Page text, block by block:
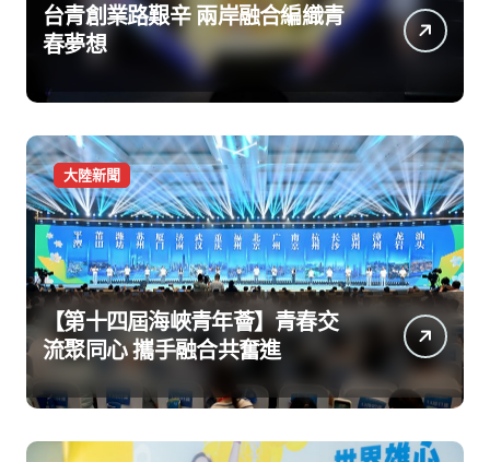
台青創業路艱辛 兩岸融合編織青
春夢想
大陸新聞
【第十四屆海峽青年薈】青春交
流聚同心 攜手融合共奮進